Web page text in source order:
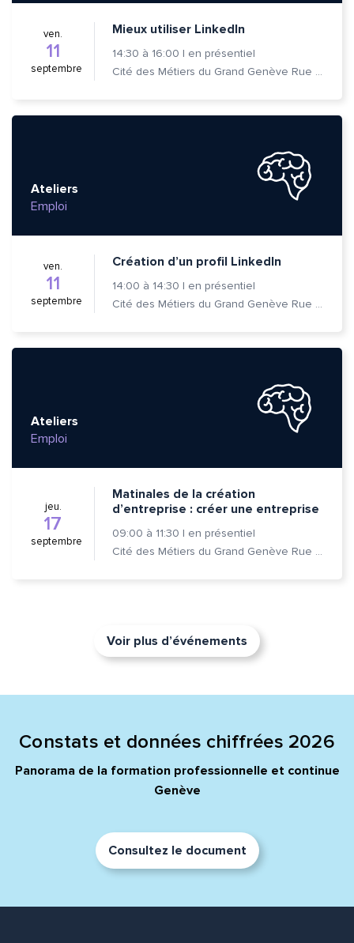
ven.
11
septembre
Mieux utiliser LinkedIn
14:30 à 16:00 | en présentiel
Cité des Métiers du Grand Genève Rue Prévost-Martin 6 1205 Genève
Ateliers
Emploi
ven.
11
septembre
Création d’un profil LinkedIn
14:00 à 14:30 | en présentiel
Cité des Métiers du Grand Genève Rue Prévost-Martin 6 1205 Genève
Ateliers
Emploi
jeu.
17
septembre
Matinales de la création
d’entreprise : créer une entreprise
09:00 à 11:30 | en présentiel
Cité des Métiers du Grand Genève Rue Prévost-Martin 6 1205 Genève
Voir plus d’événements
Constats et données chiffrées 2026
Panorama de la formation professionnelle et continue
Genève
Consultez le document